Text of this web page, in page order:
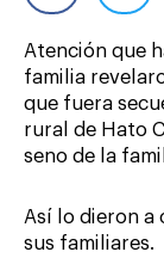
Atención que
familia
que fuera
rural de Hato
seno de la
Así lo dieron a
sus familiares.